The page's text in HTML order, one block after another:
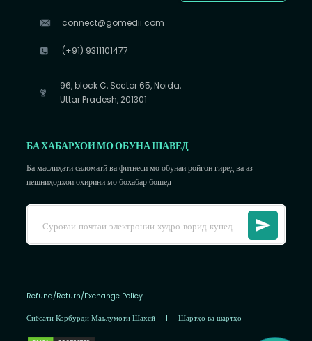
connect@gomedii.com
(+91) 9311101477
96, block C, Sector 65, Noida,
Uttar Pradesh, 201301
БА ХАБАРХОИ МО ОБУНА ШАВЕД
Ба маслиҳати саломатӣ ва фитнеси мо обунаи ройгон гиред ва аз
пешниҳодҳои охирини мо бохабар бошед
Refund/Return/Exchange Policy
Сиёсати Корбурди Маълумоти Шахсӣ | Шартҳо ва шартҳо